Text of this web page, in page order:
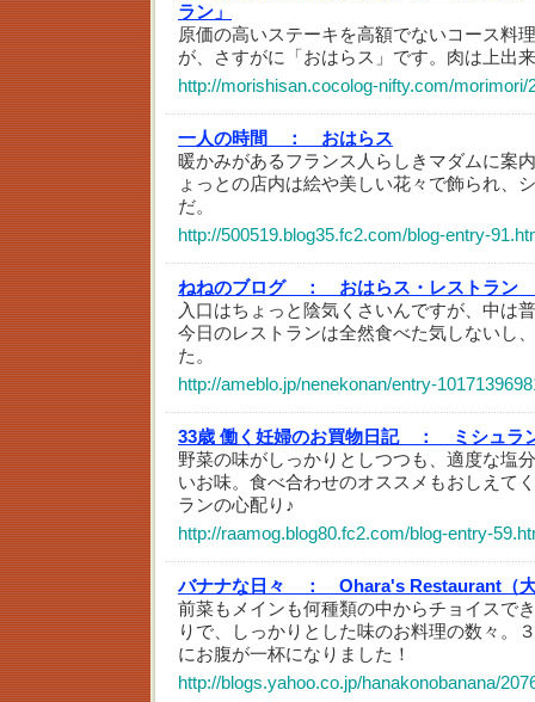
ラン」
原価の高いステーキを高額でないコース料
が、さすがに「おはらス」です。肉は上出
http://morishisan.cocolog-nifty.com/morimori/
一人の時間 ：
おはらス
暖かみがあるフランス人らしきマダムに案
ょっとの店内は絵や美しい花々で飾られ、
だ。
http://500519.blog35.fc2.com/blog-entry-
ねねのブログ ：
おはらス・レストラ
入口はちょっと陰気くさいんですが、中は
今日のレストランは全然食べた気しないし
た。
http://ameblo.jp/nenekonan/entry-
33歳 働く妊婦のお買物日記 ：
ミシュラ
野菜の味がしっかりとしつつも、適度な塩
いお味。食べ合わせのオススメもおしえて
ランの心配り♪
http://raamog.blog80.fc2.com/blog-entry-
バナナな日々 ：
Ohara's Restaurant（
前菜もメインも何種類の中からチョイスで
りで、しっかりとした味のお料理の数々。
にお腹が一杯になりました！
http://blogs.yahoo.co.jp/hanakonobanana/